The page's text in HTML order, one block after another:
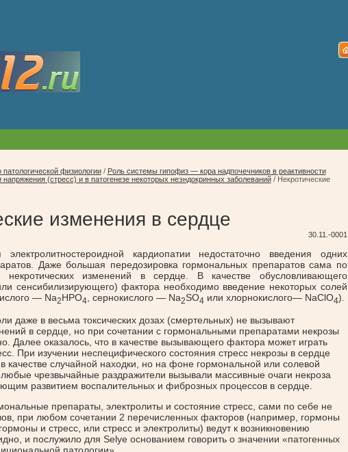
патологической физиологии/ Роль системы гипофиз — кора надпочечников в реактивности
напряжения (стресс) и в патогенезе некоторых неэндокринных заболеваний/ Некротические
изменения в сердце
30.11.-0001
электролитностероидной кардиопатии недостаточно введения одних
Даже большая передозировка гормональных препаратов сама по
изменений в сердце. В качестве обусловливающего
сенсибилизирующего) фактора необходимо введение некоторых солей
— Na2HPO4 , сернокислого — Na2SO4 или хлорнокислого— NaClO4).
даже в весьма токсических дозах (смертельных) не вызывают
в сердце, но при сочетании с гормональными препаратами некрозы
Далее оказалось, что в качестве вызывающего фактора может играть
При изучении неспецифического состояния стресс некрозы в сердце
качестве случайной находки, но на фоне гормональной или солевой
чрезвычайные раздражители вызывали массивные очаги некроза
развитием воспалительных и фиброзных процессов в сердце.
препараты, электролиты и состояние стресс, сами по себе не
при любом сочетании 2 перечисленных факторов (например, гормоны
и стресс, или стресс и электролиты) ведут к возникновению
и послужило для Selye основанием говорить о значении «патогенных
патологии».